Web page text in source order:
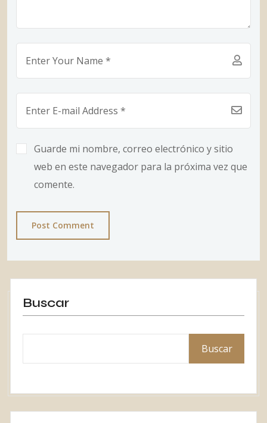
Guarde mi nombre, correo electrónico y sitio
web en este navegador para la próxima vez que
comente.
Post Comment
Buscar
Buscar